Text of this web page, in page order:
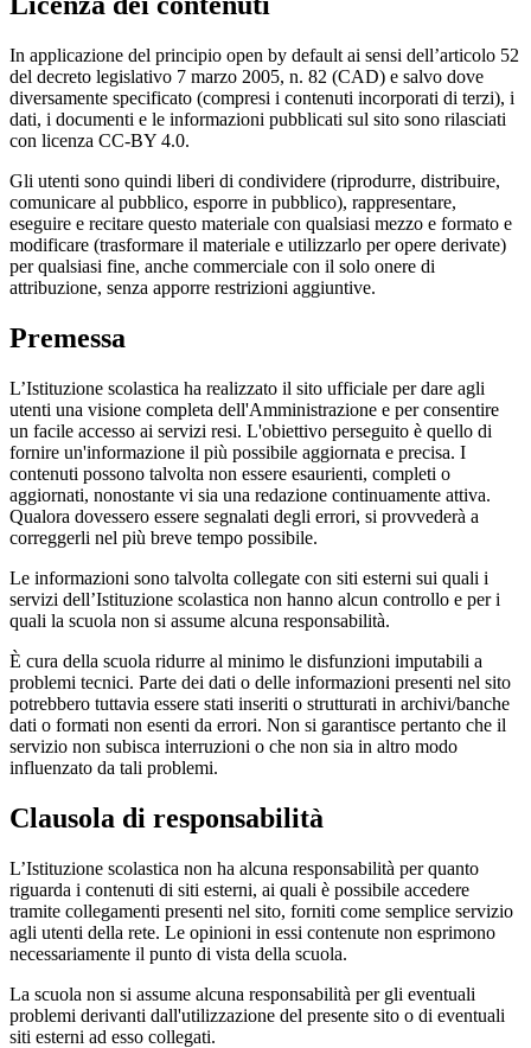
In applicazione del principio open by default ai sensi dell’articolo 52
del decreto legislativo 7 marzo 2005, n. 82 (CAD) e salvo dove
diversamente specificato (compresi i contenuti incorporati di terzi), i
dati, i documenti e le informazioni pubblicati sul sito sono rilasciati
con licenza CC-BY 4.0.
Gli utenti sono quindi liberi di condividere (riprodurre, distribuire,
comunicare al pubblico, esporre in pubblico), rappresentare,
eseguire e recitare questo materiale con qualsiasi mezzo e formato e
modificare (trasformare il materiale e utilizzarlo per opere derivate)
per qualsiasi fine, anche commerciale con il solo onere di
attribuzione, senza apporre restrizioni aggiuntive.
Premessa
L’Istituzione scolastica ha realizzato il sito ufficiale per dare agli
utenti una visione completa dell'Amministrazione e per consentire
un facile accesso ai servizi resi. L'obiettivo perseguito è quello di
fornire un'informazione il più possibile aggiornata e precisa. I
contenuti possono talvolta non essere esaurienti, completi o
aggiornati, nonostante vi sia una redazione continuamente attiva.
Qualora dovessero essere segnalati degli errori, si provvederà a
correggerli nel più breve tempo possibile.
Le informazioni sono talvolta collegate con siti esterni sui quali i
servizi dell’Istituzione scolastica non hanno alcun controllo e per i
quali la scuola non si assume alcuna responsabilità.
È cura della scuola ridurre al minimo le disfunzioni imputabili a
problemi tecnici. Parte dei dati o delle informazioni presenti nel sito
potrebbero tuttavia essere stati inseriti o strutturati in archivi/banche
dati o formati non esenti da errori. Non si garantisce pertanto che il
servizio non subisca interruzioni o che non sia in altro modo
influenzato da tali problemi.
Clausola di responsabilità
L’Istituzione scolastica non ha alcuna responsabilità per quanto
riguarda i contenuti di siti esterni, ai quali è possibile accedere
tramite collegamenti presenti nel sito, forniti come semplice servizio
agli utenti della rete. Le opinioni in essi contenute non esprimono
necessariamente il punto di vista della scuola.
La scuola non si assume alcuna responsabilità per gli eventuali
problemi derivanti dall'utilizzazione del presente sito o di eventuali
siti esterni ad esso collegati.